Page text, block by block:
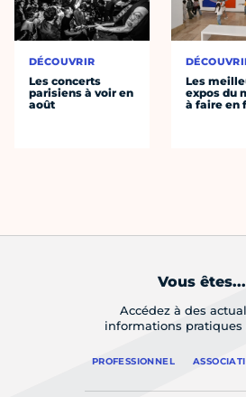
DÉCOUVRIR
Les concerts
parisiens à voir en
août
Les
expos du
à faire en
Vous êtes...
Accédez à des
informations pratiques
PROFESSIONNEL